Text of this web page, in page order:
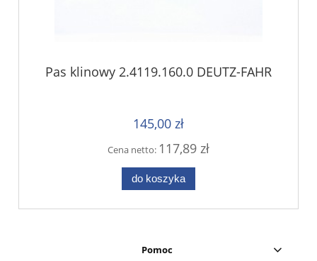
Pas klinowy 2.4119.160.0 DEUTZ-FAHR
145,00 zł
Cena netto: 117,89 zł
do koszyka
Pomoc